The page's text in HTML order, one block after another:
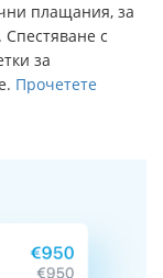
плащания, за
с
за
Прочетете